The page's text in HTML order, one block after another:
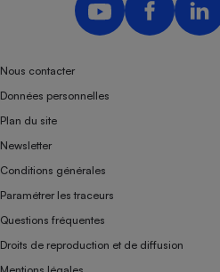
Nous contacter
Données personnelles
Plan du site
Newsletter
Conditions générales
Paramétrer les traceurs
Questions fréquentes
Droits de reproduction et de diffusion